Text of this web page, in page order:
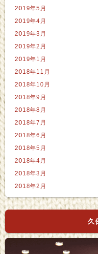
2019年5月
2019年4月
2019年3月
2019年2月
2019年1月
2018年11月
2018年10月
2018年9月
2018年8月
2018年7月
2018年6月
2018年5月
2018年4月
2018年3月
2018年2月
久